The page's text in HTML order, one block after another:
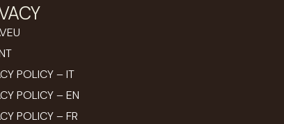
POLICY – IT
POLICY – EN
POLICY – FR